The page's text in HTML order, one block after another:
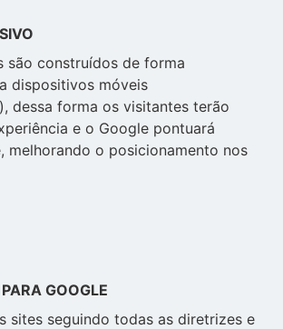
são construídos de forma
dispositivos móveis
dessa forma os visitantes terão
e o Google pontuará
melhorando o posicionamento nos
GOOGLE
sites seguindo todas as diretrizes e